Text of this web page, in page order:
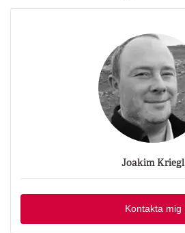
Joakim Kriegl
Kontakta mig